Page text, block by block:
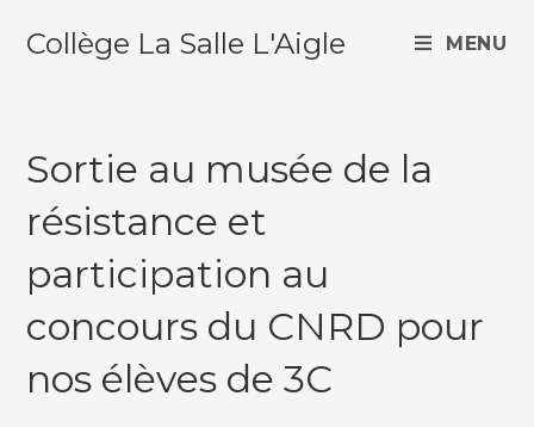
Collège La Salle L'Aigle MENU
Sortie au musée de la
résistance et
participation au
concours du CNRD pour
nos élèves de 3C